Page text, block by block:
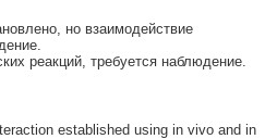
но взаимодействие
реакций, требуется наблюдение.
established using in vivo and in